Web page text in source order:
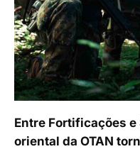
Entre Fortificações
oriental da OTAN